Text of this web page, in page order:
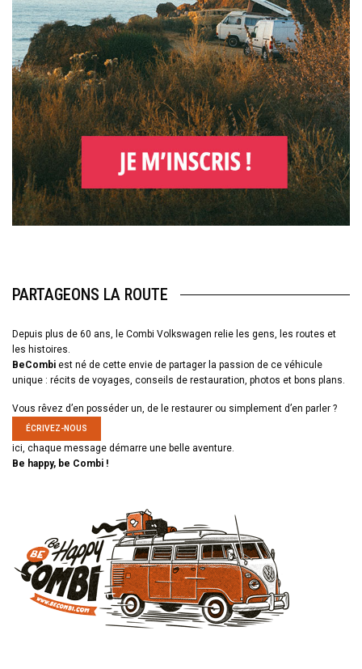
PARTAGEONS LA ROUTE
Depuis plus de 60 ans, le Combi Volkswagen relie les gens, les routes et
les histoires.
BeCombi est né de cette envie de partager la passion de ce véhicule
unique : récits de voyages, conseils de restauration, photos et bons plans.
Vous rêvez d’en posséder un, de le restaurer ou simplement d’en parler ?
ÉCRIVEZ-NOUS
ici, chaque message démarre une belle aventure.
Be happy, be Combi !